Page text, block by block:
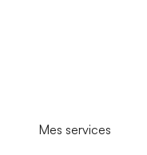
Mes services